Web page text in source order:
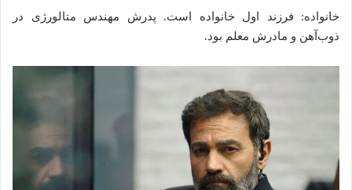
خانواده: فرزند اول خانواده است. پدرش مهندس متالورژی در
ذوب‌آهن و مادرش معلم بود.